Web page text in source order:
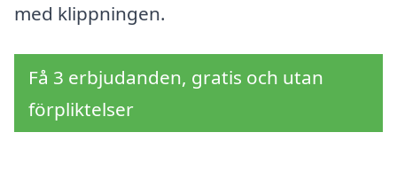
med klippningen.
Få 3 erbjudanden, gratis och utan
förpliktelser